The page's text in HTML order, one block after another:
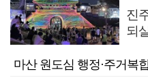
진
되
마산 원도심 행정·주거복